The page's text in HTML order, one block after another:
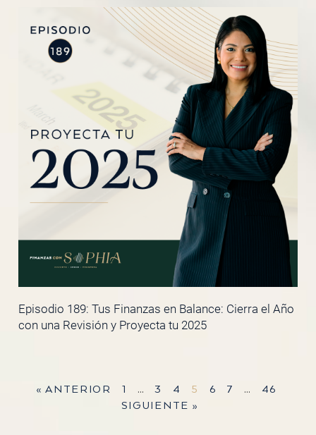
Episodio 189: Tus Finanzas en Balance: Cierra el Año
con una Revisión y Proyecta tu 2025
« ANTERIOR 1 … 3 4 5 6 7 …
46
SIGUIENTE »